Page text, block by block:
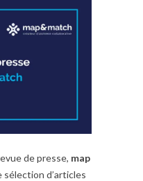
de presse, map
d’articles